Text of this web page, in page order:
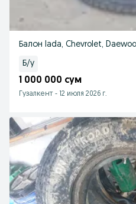
Балон lada, Chevrolet, Daewoo
Б/у
1 000 000 сум
Гузалкент - 12 июля 2026 г.